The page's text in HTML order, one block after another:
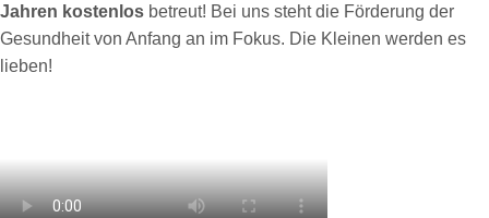
Jahren kostenlos betreut! Bei uns steht die Förderung der
Gesundheit von Anfang an im Fokus. Die Kleinen werden es
lieben!